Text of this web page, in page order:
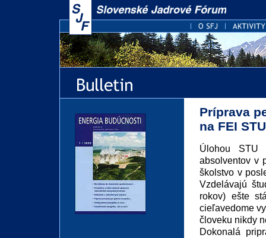
Príprava
na FEI
Úlohou STU
absolventov v
školstvo v
Vzdelávajú
rokov) ešte
cieľavedome
človeku nikdy
Dokonalá